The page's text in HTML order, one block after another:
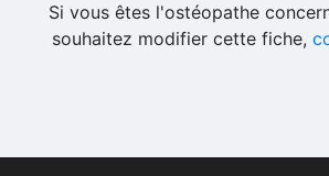
Si vous êtes l'ostéopathe
souhaitez modifier cette fiche,